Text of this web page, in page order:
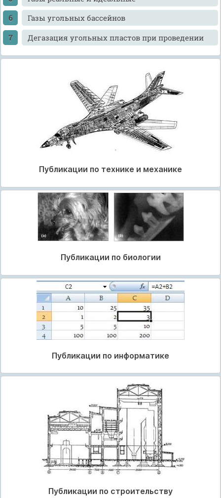
Газы угольных бассейнов
Дегазация угольных пластов при проведении
Публикации по технике и механике
Публикации по биологии
Публикации по информатике
Публикации по строительству